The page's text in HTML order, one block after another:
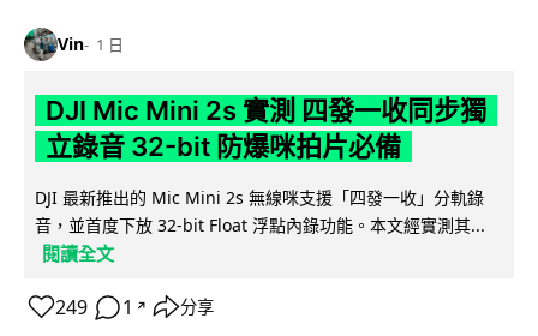
Vin 1 日
DJI Mic Mini 2s 實測 四發一收同步獨
立錄音 32-bit 防爆咪拍片必備
DJI 最新推出的 Mic Mini 2s 無線咪支援「四發一收」分軌錄
音，並首度下放 32-bit Float 浮點內錄功能。本文經實測其...
閱讀全文
249 1 ↗ 分享